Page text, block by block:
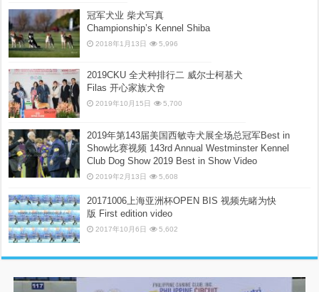
冠军犬业 柴犬写真
Championship’s Kennel Shiba
2018年1月13日 5,996
2019CKU 全犬种排行二 威尔士柯基犬
Filas 开心家族犬舍
2019年10月15日 5,700
2019年第143届美国西敏寺犬展全场总冠军Best in
Show比赛视频 143rd Annual Westminster Kennel
Club Dog Show 2019 Best in Show Video
2019年2月13日 5,608
20171006上海亚洲杯OPEN BIS 视频先睹为快
版 First edition video
2017年10月6日 5,602